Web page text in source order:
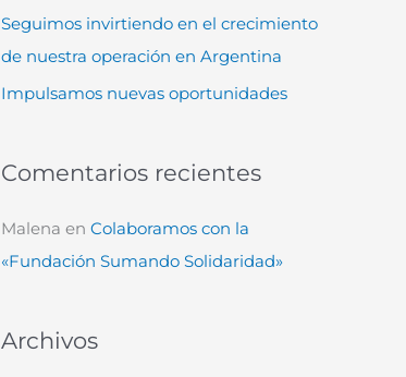
Seguimos invirtiendo en el crecimiento
de nuestra operación en Argentina
Impulsamos nuevas oportunidades
Comentarios recientes
Malena en Colaboramos con la
«Fundación Sumando Solidaridad»
Archivos